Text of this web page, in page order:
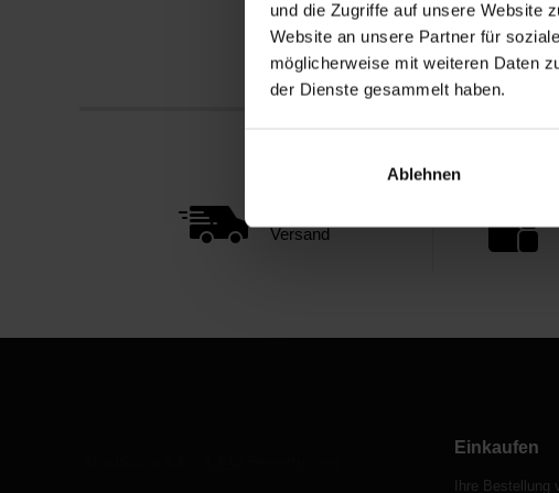
und die Zugriffe auf unsere Website
Website an unsere Partner für
möglicherweise mit weiteren Daten
der Dienste gesammelt haben.
Ablehnen
Versand
Einkaufen
Ihre Bestellung